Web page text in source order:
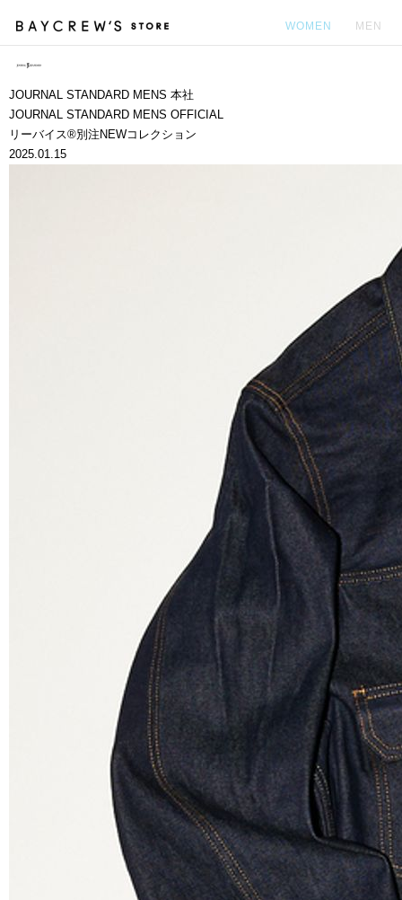
WOMEN MEN
JOURNAL STANDARD MENS 本社
JOURNAL STANDARD MENS OFFICIAL
リーバイス®別注NEWコレクション
2025.01.15